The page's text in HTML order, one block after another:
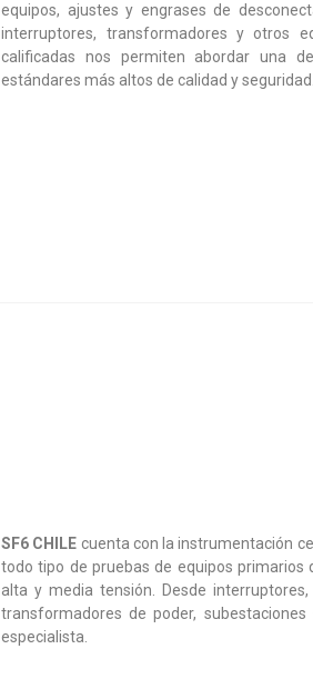
equipos, ajustes y engrases de
interruptores, transformadores y otros
calificadas nos permiten abordar una
estándares más altos de calidad y seguridad.
SF6 CHILE cuenta con la instrumentación
todo tipo de pruebas de equipos primarios
alta y media tensión. Desde
transformadores de poder, subestaciones
especialista.